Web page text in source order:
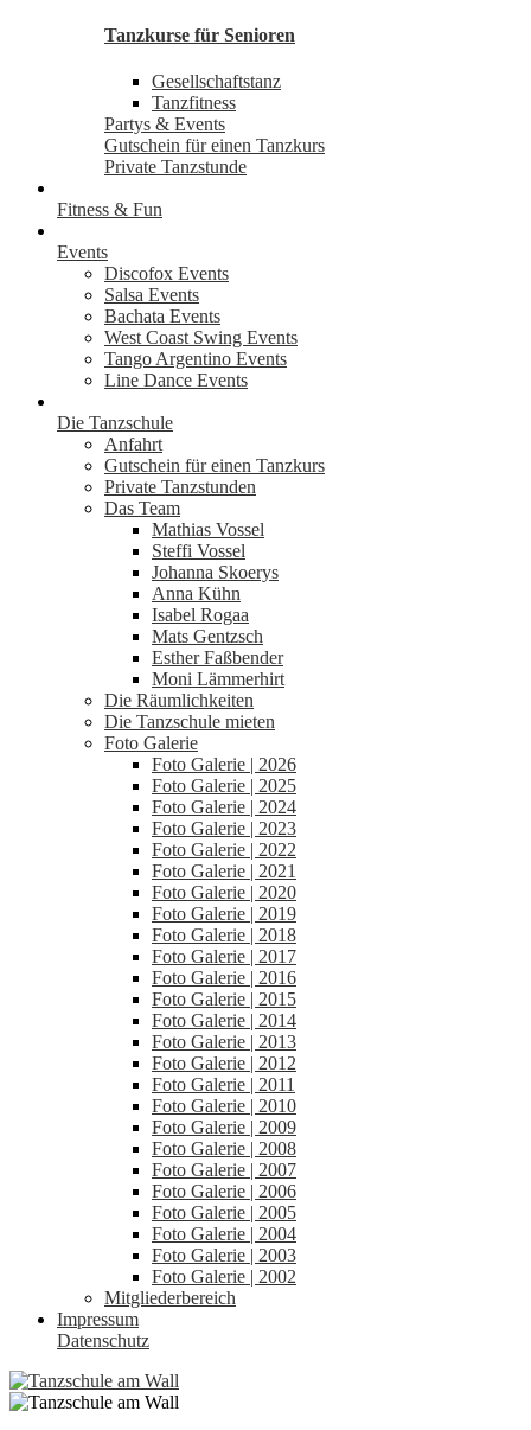
Tanzkurse für Senioren
Gesellschaftstanz
Tanzfitness
Partys & Events
Gutschein für einen Tanzkurs
Private Tanzstunde
Fitness & Fun
Events
Discofox Events
Salsa Events
Bachata Events
West Coast Swing Events
Tango Argentino Events
Line Dance Events
Die Tanzschule
Anfahrt
Gutschein für einen Tanzkurs
Private Tanzstunden
Das Team
Mathias Vossel
Steffi Vossel
Johanna Skoerys
Anna Kühn
Isabel Rogaa
Mats Gentzsch
Esther Faßbender
Moni Lämmerhirt
Die Räumlichkeiten
Die Tanzschule mieten
Foto Galerie
Foto Galerie | 2026
Foto Galerie | 2025
Foto Galerie | 2024
Foto Galerie | 2023
Foto Galerie | 2022
Foto Galerie | 2021
Foto Galerie | 2020
Foto Galerie | 2019
Foto Galerie | 2018
Foto Galerie | 2017
Foto Galerie | 2016
Foto Galerie | 2015
Foto Galerie | 2014
Foto Galerie | 2013
Foto Galerie | 2012
Foto Galerie | 2011
Foto Galerie | 2010
Foto Galerie | 2009
Foto Galerie | 2008
Foto Galerie | 2007
Foto Galerie | 2006
Foto Galerie | 2005
Foto Galerie | 2004
Foto Galerie | 2003
Foto Galerie | 2002
Mitgliederbereich
Impressum
Datenschutz